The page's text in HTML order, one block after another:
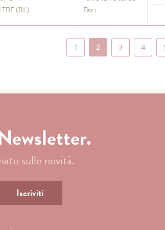
(BL)
Fax :
1 2 3 4
sulle novità.